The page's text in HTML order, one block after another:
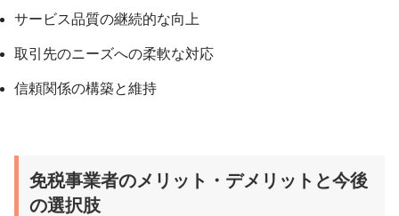
サービス品質の継続的な向上
取引先のニーズへの柔軟な対応
信頼関係の構築と維持
免税事業者のメリット・デメリットと今後
の選択肢